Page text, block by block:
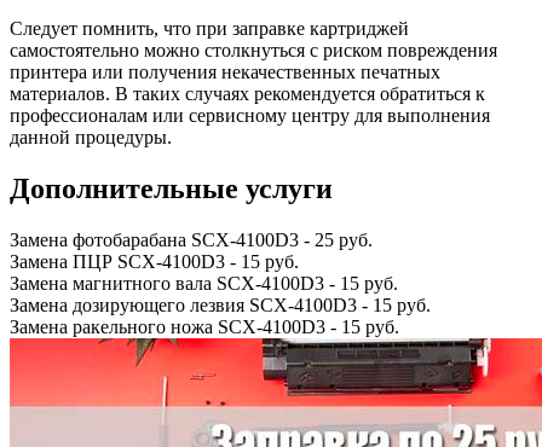
Следует помнить, что при заправке картриджей
самостоятельно можно столкнуться с риском повреждения
принтера или получения некачественных печатных
материалов. В таких случаях рекомендуется обратиться к
профессионалам или сервисному центру для выполнения
данной процедуры.
Дополнительные услуги
Замена фотобарабана SCX-4100D3 - 25 руб.
Замена ПЦР SCX-4100D3 - 15 руб.
Замена магнитного вала SCX-4100D3 - 15 руб.
Замена дозирующего лезвия SCX-4100D3 - 15 руб.
Замена ракельного ножа SCX-4100D3 - 15 руб.